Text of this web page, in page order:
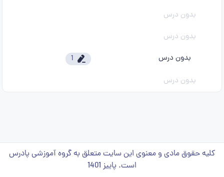
بدون درس
بدون درس
بدون درس
1
بدون درس
کلیه حقوق مادی و معنوی این سایت متعلق به گروه آموزشی پادرس
است. پاییز 1401